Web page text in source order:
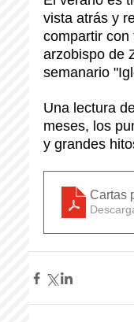
vista atrás y
compartir con
arzobispo de
semanario
Una lectura
meses, los
y grandes
Cartas